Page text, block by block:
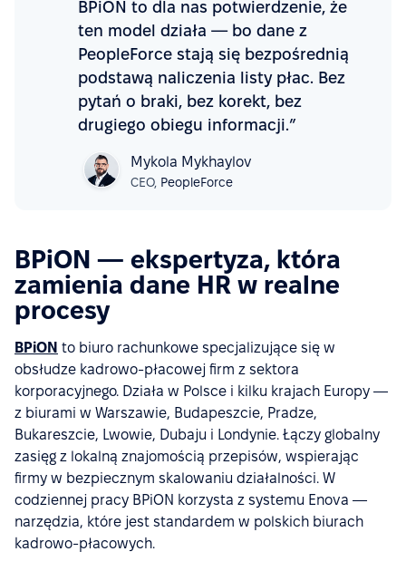
BPiON to dla nas potwierdzenie, że
ten model działa — bo dane z
PeopleForce stają się bezpośrednią
podstawą naliczenia listy płac. Bez
pytań o braki, bez korekt, bez
drugiego obiegu informacji.”
Mykola Mykhaylov
CEO, PeopleForce
BPiON — ekspertyza, która
zamienia dane HR w realne
procesy
BPiON to biuro rachunkowe specjalizujące się w
obsłudze kadrowo-płacowej firm z sektora
korporacyjnego. Działa w Polsce i kilku krajach Europy —
z biurami w Warszawie, Budapeszcie, Pradze,
Bukareszcie, Lwowie, Dubaju i Londynie. Łączy globalny
zasięg z lokalną znajomością przepisów, wspierając
firmy w bezpiecznym skalowaniu działalności. W
codziennej pracy BPiON korzysta z systemu Enova —
narzędzia, które jest standardem w polskich biurach
kadrowo-płacowych.